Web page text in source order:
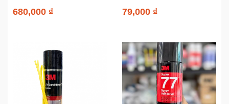
680,000 ₫
12mmx4.5m
79,000 ₫